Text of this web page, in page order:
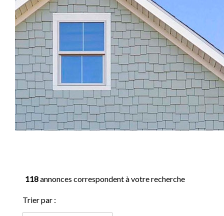
118annonces correspondent à votre recherche
Trier par :